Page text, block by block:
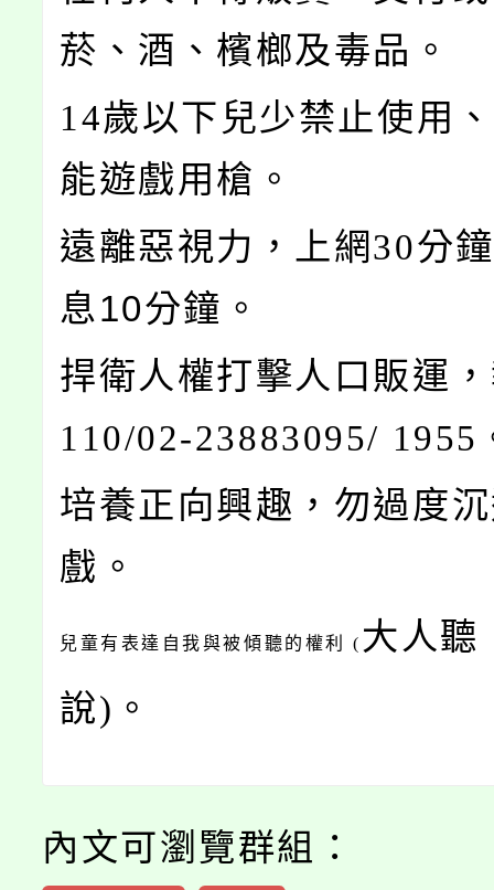
菸、酒、檳榔及毒品。
14歲以下兒少禁止使用
能遊戲用槍。
遠離惡視力，上網30分
息10分鐘。
捍衛人權打擊人口販運
110/02-23883095/ 1955
培養正向興趣，勿過度
戲。
兒童有表達自我與被傾聽的權利 ( 大人聽
說) 。
內文可瀏覽群組：